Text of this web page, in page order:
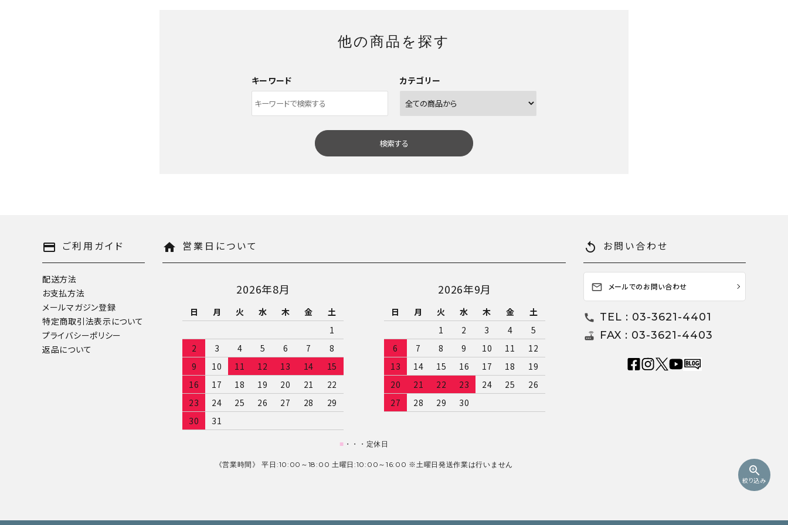
他の商品を探す
キーワード カテゴリー
検索する
zoom_in
絞り込み
キーワード
カテゴリー
検索する
payment ご利用ガイド
配送方法
お支払方法
メールマガジン登録
特定商取引法表示について
プライバシーポリシー
返品について
home 営業日について
2026年8月
日 月 火 水 木 金
土
1
2
3 4 5 6 7
8
9
10 11 12 13 14
15
16
17 18 19 20 21
22
23
24 25 26 27 28
29
30
31
2026年9月
日 月 火 水 木 金
土
1
2 3 4
5
6
7 8 9 10 11
12
13
14 15 16 17 18
19
20
21 22 23 24 25
26
27
28 29 30
■ ・・・定休日
《営業時間》 平日:10:00～18:00 土曜日:10:00～16:00 ※土曜日発送作業は行いません
replay お問い合わせ
mail_outline メールでのお問い合わせ
call TEL : 03-3621-4401
router FAX : 03-3621-4403